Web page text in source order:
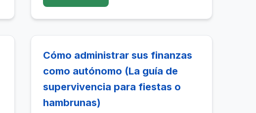
Cómo administrar sus finanzas
como autónomo (La guía de
supervivencia para fiestas o
hambrunas)